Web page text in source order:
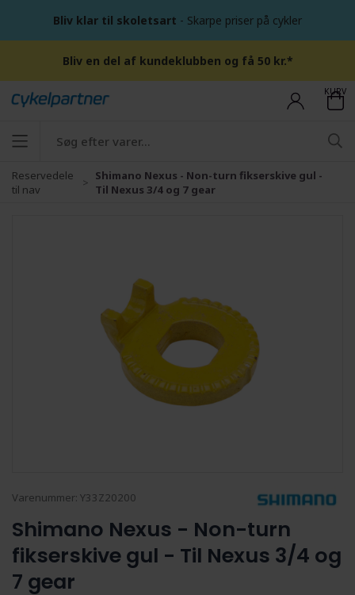
Bliv klar til skoletsart - Skarpe priser på cykler
Bliv en del af kundeklubben og få 50 kr.*
KURV
Reservedele
til nav
Shimano Nexus - Non-turn fikserskive gul -
Til Nexus 3/4 og 7 gear
Varenummer: Y33Z20200
Shimano Nexus - Non-turn
fikserskive gul - Til Nexus 3/4 og
7 gear